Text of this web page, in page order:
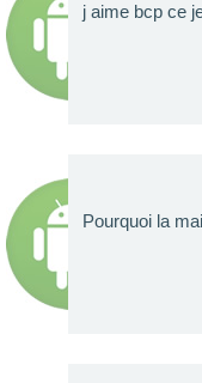
j aime bcp ce
Pourquoi la